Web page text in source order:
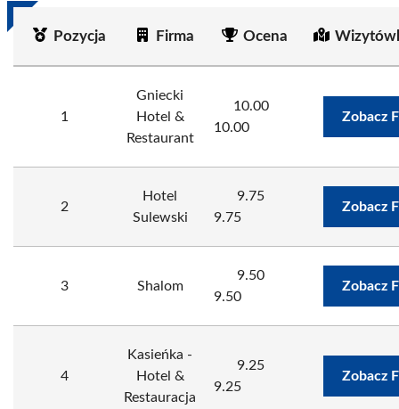
Pozycja Firma Ocena
1
Gniecki
Hotel &
Restaurant
10.00
10.00
Zobacz
2
Hotel
Sulewski
9.75
9.75
Zobacz
3 Shalom
9.50
9.50
Zobacz
4
Kasieńka -
Hotel &
Restauracja
9.25
9.25
Zobacz